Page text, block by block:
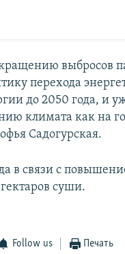
выбросов
перехода
до 2050 года, и
климата как на
Садогурская.
в связи с
суши.
Follow us Печать